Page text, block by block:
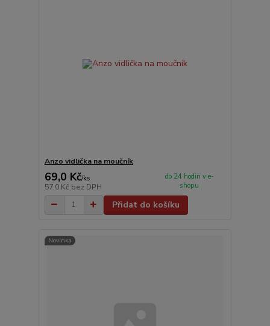
Anzo vidlička na moučník
69,0 Kč/ks
57,0 Kč bez DPH
do 24 hodin v e-
shopu
Přidat do košíku
Novinka